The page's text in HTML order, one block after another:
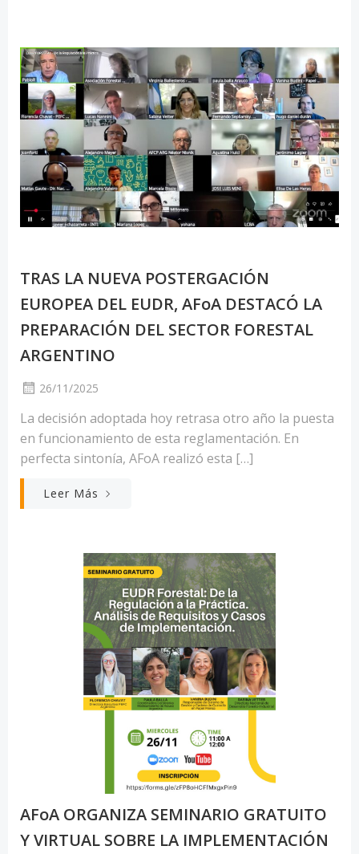
TRAS LA NUEVA POSTERGACIÓN
EUROPEA DEL EUDR, AFoA DESTACÓ LA
PREPARACIÓN DEL SECTOR FORESTAL
ARGENTINO
26/11/2025
La decisión adoptada hoy retrasa otro año la puesta
en funcionamiento de esta reglamentación. En
perfecta sintonía, AFoA realizó esta […]
Leer Más
AFoA ORGANIZA SEMINARIO GRATUITO
Y VIRTUAL SOBRE LA IMPLEMENTACIÓN